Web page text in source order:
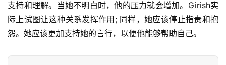
女
性
时
支持和理解。当她不明白时，他的压力就会增加。Girish实
际上试图让这种关系发挥作用; 同样，她应该停止指责和抱
怨。她应该更加支持她的言行，以便他能够帮助自己。